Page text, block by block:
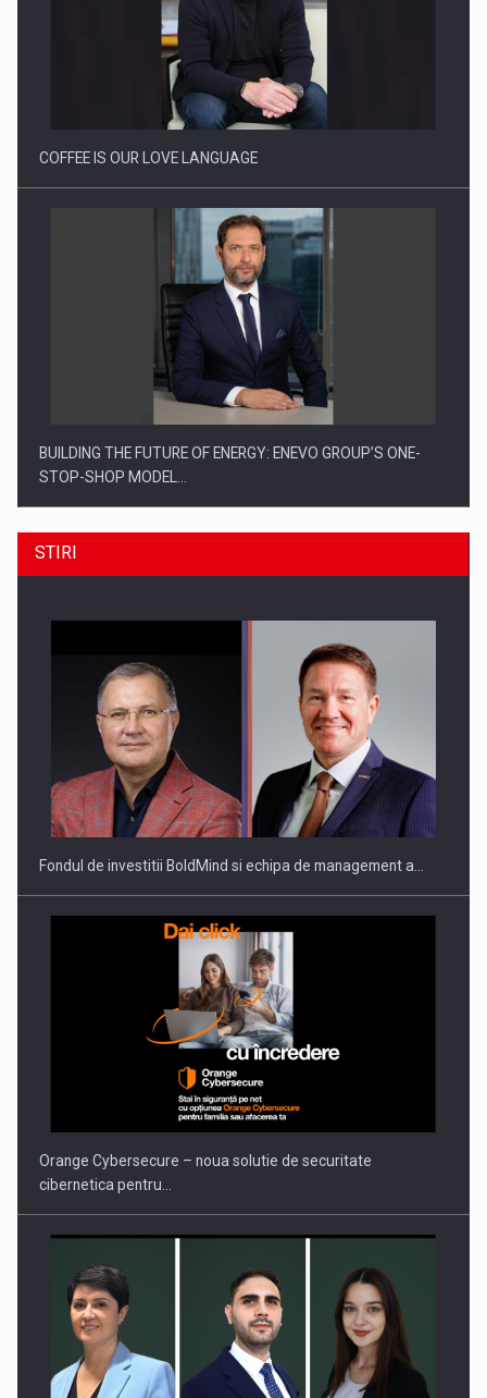
Webinar - Business Evolution-RETHINK STRATEGY-Finantare
Investitii Digitalizare
COFFEE IS OUR LOVE LANGUAGE
BUILDING THE FUTURE OF ENERGY: ENEVO GROUP’S ONE-
STOP-SHOP MODEL…
ROOTED IN ROMANIA, BUILT TO DELIVER TECHNOLOGY FOR
THE…
PUTTING ROMANIAN CORPORATE COMPANIES ON THE
INTERNATIONAL BUSINESS SCENE
STIRI
Fondul de investitii BoldMind si echipa de management a…
Orange Cybersecure – noua solutie de securitate
cibernetica pentru…